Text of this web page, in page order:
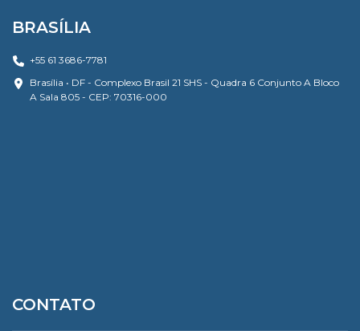
BRASÍLIA
+55 61 3686-7781
Brasília • DF - Complexo Brasil 21 SHS - Quadra 6 Conjunto A Bloco
A Sala 805 - CEP: 70316-000
CONTATO